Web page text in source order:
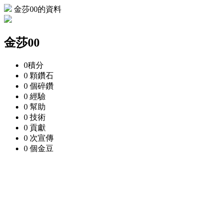
金莎00的資料
金莎00
0積分
0 顆鑽石
0 個碎鑽
0 經驗
0 幫助
0 技術
0 貢獻
0 次宣傳
0 個金豆